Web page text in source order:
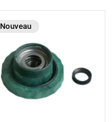
Nouveau